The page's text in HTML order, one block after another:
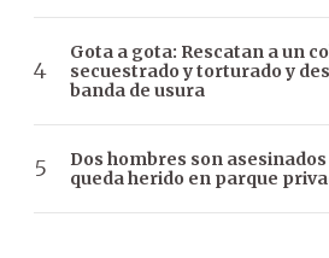
Gota a gota: Rescatan a un
secuestrado y torturado y
banda de usura
Dos hombres son
queda herido en parque